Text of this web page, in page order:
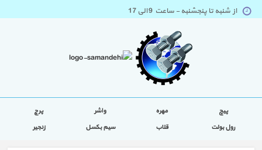
از شنبه تا پنجشنبه - ساعت 9 الی 17
پیچ مهره واشر
پرچ
رول بولت
قلاب سیم بکسل زنجیر